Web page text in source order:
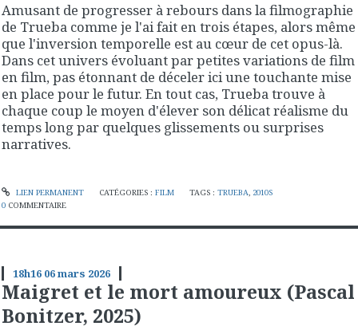
Amusant de progresser à rebours dans la filmographie
de Trueba comme je l'ai fait en trois étapes, alors même
que l'inversion temporelle est au cœur de cet opus-là.
Dans cet univers évoluant par petites variations de film
en film, pas étonnant de déceler ici une touchante mise
en place pour le futur. En tout cas, Trueba trouve à
chaque coup le moyen d'élever son délicat réalisme du
temps long par quelques glissements ou surprises
narratives.
LIEN PERMANENT CATÉGORIES : FILM TAGS :TRUEBA, 2010S
0 COMMENTAIRE
18h16 06mars 2026
Maigret et le mort amoureux (Pascal
Bonitzer, 2025)